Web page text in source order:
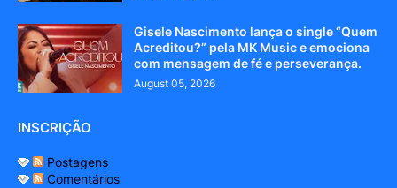
Gisele Nascimento lança o single “Quem
Acreditou?” pela MK Music e emociona
com mensagem de fé e perseverança.
August 05, 2026
INSCRIÇÃO
Postagens
Comentários